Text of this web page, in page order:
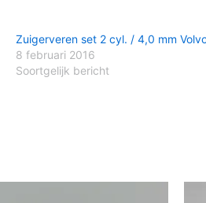
Zuigerveren set 2 cyl. / 4,0 mm
8 februari 2016
Soortgelijk bericht